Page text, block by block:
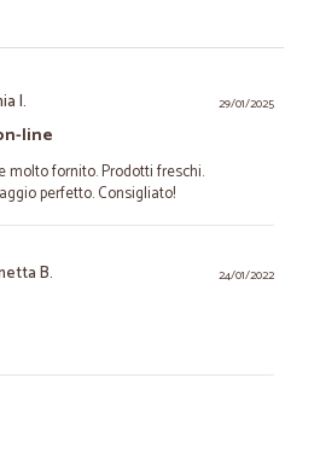
29/01/2025
I.
line
molto fornito. Prodotti freschi.
perfetto. Consigliato!
24/01/2022
B.